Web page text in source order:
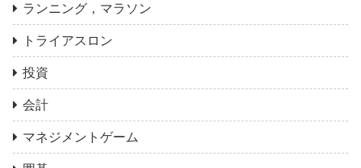
ランニング，マラソン
トライアスロン
投資
会計
マネジメントゲーム